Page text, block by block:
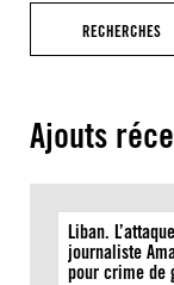
RECHERCHES
Ajouts
Liban.
journaliste
pour crime de